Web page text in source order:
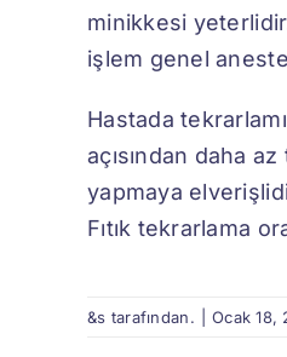
minikkesi
işlem genel
Hastada
açısından daha
yapmaya
Fıtık tekrarlama
&s tarafından. Ocak 18,